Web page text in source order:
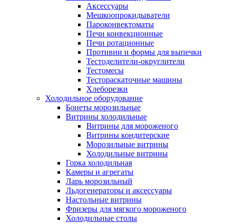
Аксессуары
Мешкоопрокидыватели
Пароконвектоматы
Печи конвекционные
Печи ротационные
Противни и формы для выпечки
Тестоделители-округлители
Тестомесы
Тестораскаточные машины
Хлеборезки
Холодильное оборудование
Бонеты морозильные
Витрины холодильные
Витрины для мороженого
Витрины кондитерские
Морозильные витрины
Холодильные витрины
Горка холодильная
Камеры и агрегаты
Ларь морозильный
Льдогенераторы и аксессуары
Настольные витрины
Фризеры для мягкого мороженого
Холодильные столы